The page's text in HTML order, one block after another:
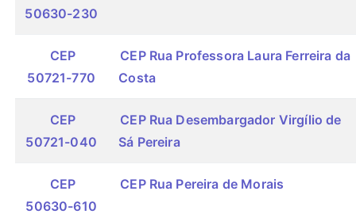
50630-230
CEP
50721-770
CEP Rua Professora Laura Ferreira da
Costa
CEP
50721-040
CEP Rua Desembargador Virgílio de
Sá Pereira
CEP
50630-610
CEP Rua Pereira de Morais